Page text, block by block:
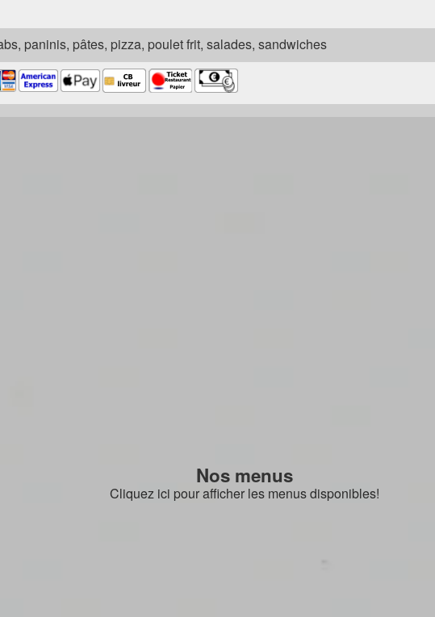
paninis, pâtes, pizza, poulet frit, salades, sandwiches
Nos menus
Cliquez ici pour afficher les menus disponibles!